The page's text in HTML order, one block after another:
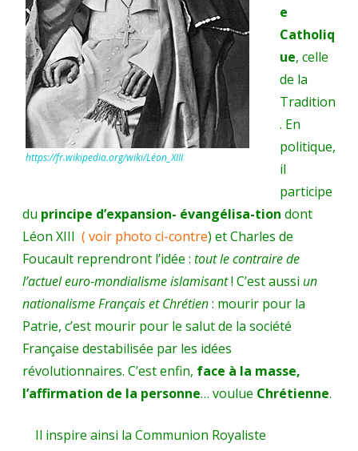
https://fr.wikipedia.org/wiki/Léon_XIII
e
Catholiq
ue, celle
de la
Tradition
. En
politique,
il
participe
du principe d’expansion- évangélisa-tion dont
Léon XIII ( voir photo ci-contre) et Charles de
Foucault reprendront l’idée : tout le contraire de
l’actuel euro-mondialisme islamisant! C’est aussi un
nationalisme Français et Chrétien: mourir pour la
Patrie, c’est mourir pour le salut de la société
Française destabilisée par les idées
révolutionnaires. C’est enfin, face à la masse,
l’affirmation de la personne… voulue Chrétienne.
Il inspire ainsi la Communion Royaliste